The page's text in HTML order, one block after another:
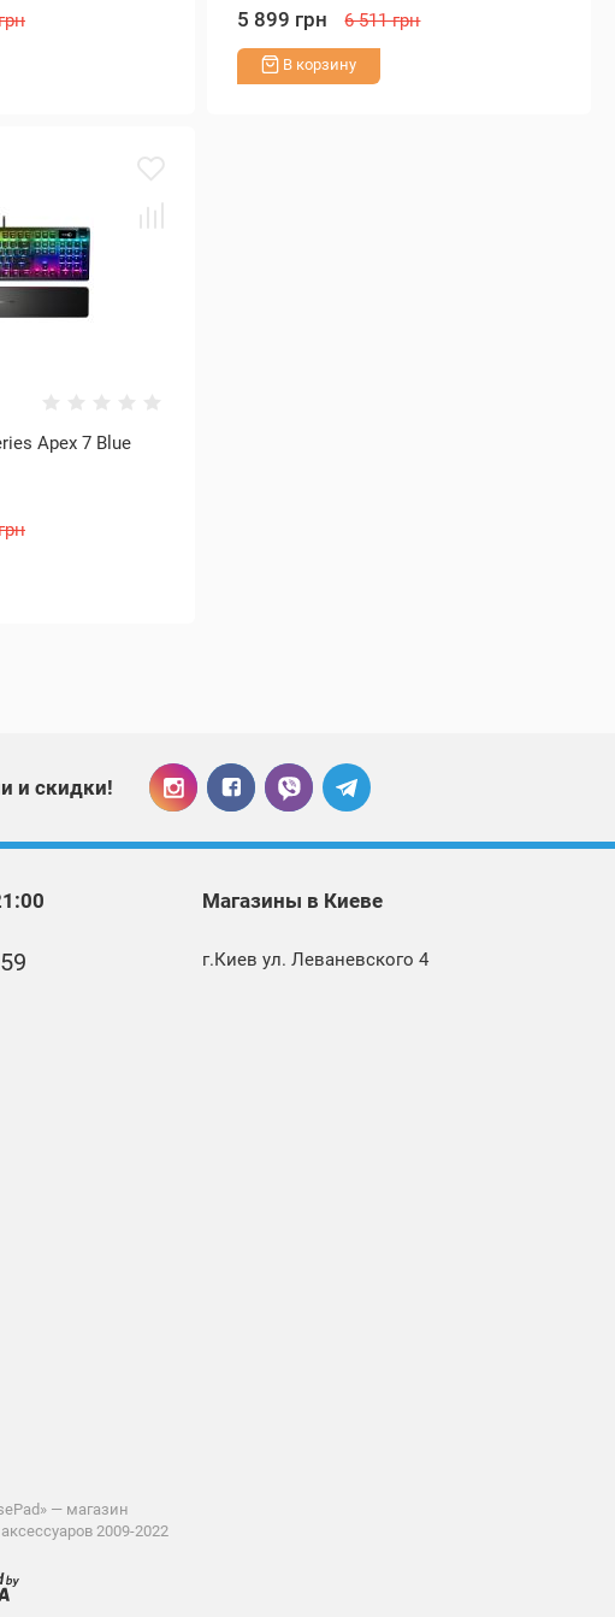
5 899 грн 6 511 грн
В корзину
Apex 7 Blue
и скидки!
Магазины в Киеве
г.Киев ул. Леваневского 4
— магазин
2009-2022